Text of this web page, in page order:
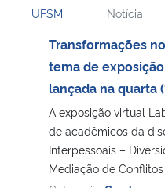
Ministério da Cidadania
Ministério de Minas e Energia
Ministério da Ciência, Tecnologia,
Ministério do Meio Ambiente
UFSM Notícia
Transformações
tema de
lançada na quarta
A exposição virtual
de acadêmicos da
Interpessoais –
Mediação de Conflitos